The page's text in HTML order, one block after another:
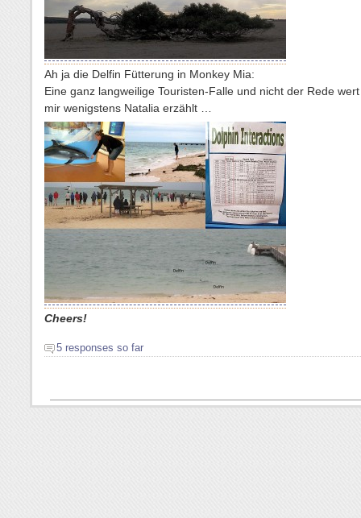
Ah ja die Delfin Fütterung in Monkey Mia:
Eine ganz langweilige Touristen-Falle und nicht der Rede
mir wenigstens Natalia erzählt …
Cheers!
5 responses so far